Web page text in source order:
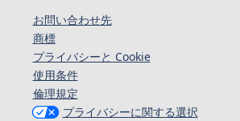
お問い合わせ先
商標
プライバシーと Cookie
使用条件
倫理規定
プライバシーに関する選択